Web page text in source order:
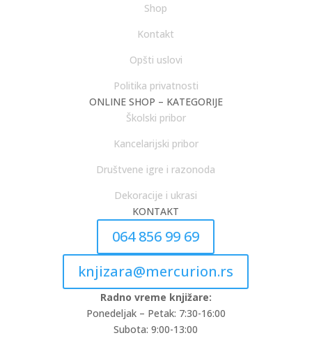
Shop
Kontakt
Opšti uslovi
Politika privatnosti
ONLINE SHOP – KATEGORIJE
Školski pribor
Kancelarijski pribor
Društvene igre i razonoda
Dekoracije i ukrasi
KONTAKT
064 856 99 69
knjizara@mercurion.rs
Radno vreme knjižare:
Ponedeljak – Petak: 7:30-16:00
Subota: 9:00-13:00